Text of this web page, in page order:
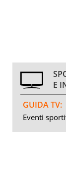
E
GUIDA TV:
Eventi